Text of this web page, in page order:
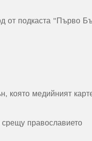
от подкаста "Първо
която медийният
срещу православието